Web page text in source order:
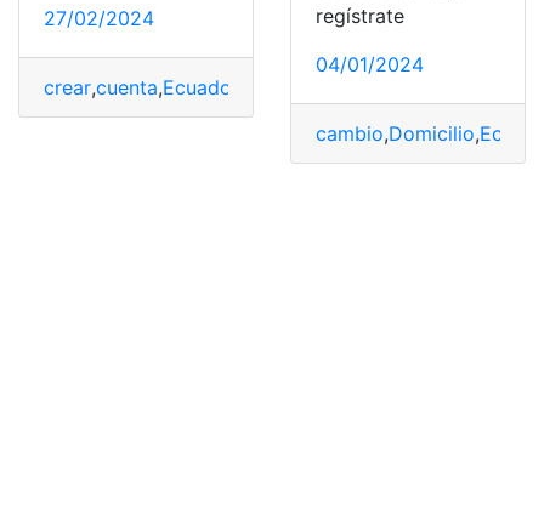
27/02/2024
crear,cuenta,Ecuador
regístrate
04/01/2024
cambio,Domicilio,